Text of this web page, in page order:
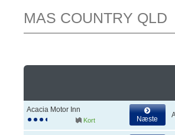
MAS COUNTRY QLD
Acacia Motor Inn
Kort Næste